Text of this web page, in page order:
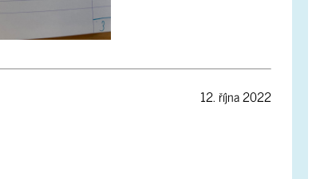
12. října 2022